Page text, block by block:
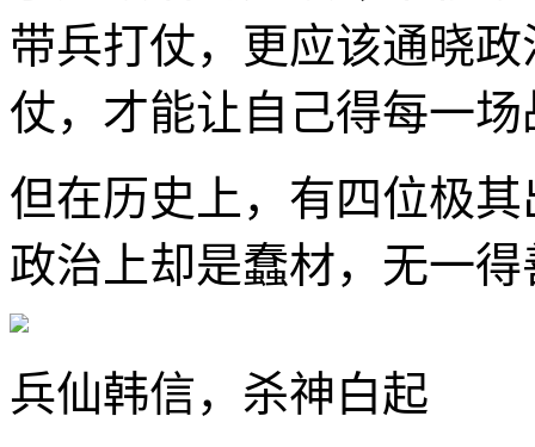
带兵打仗，更应该通晓
仗，才能让自己得每一
但在历史上，有四位极
政治上却是蠢材，无一得
兵仙韩信，杀神白起